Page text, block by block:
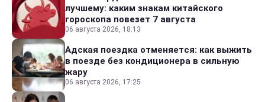
лучшему: каким знакам китайского
гороскопа повезет 7 августа
06 августа 2026, 18:13
Адская поездка отменяется: как выжить
в поезде без кондиционера в сильную
жару
06 августа 2026, 17:25